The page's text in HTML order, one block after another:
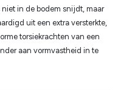
in de bodem snijdt, maar
uit een extra versterkte,
torsiekrachten van een
aan vormvastheid in te